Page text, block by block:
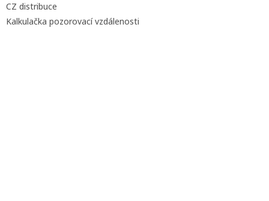
CZ distribuce
Kalkulačka pozorovací vzdálenosti